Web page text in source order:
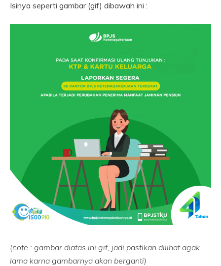
Isinya seperti gambar (gif) dibawah ini :
(note : gambar diatas ini gif, jadi pastikan dilihat agak
lama karna gambarnya akan berganti)